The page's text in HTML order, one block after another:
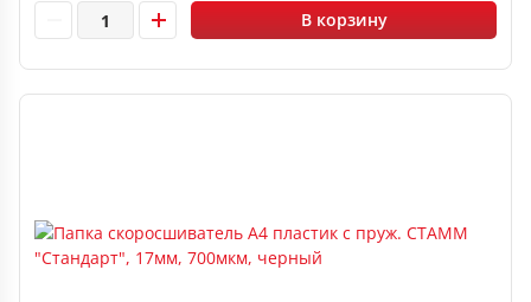
В корзину